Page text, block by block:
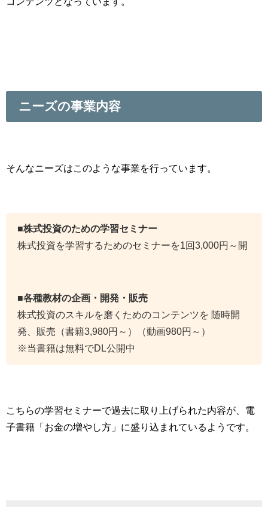
ニーズの事業内容
そんなニーズはこのような事業を行っています。
■株式投資のための学習セミナー
株式投資を学習するためのセミナーを1回3,000円～開
■各種教材の企画・開発・販売
株式投資のスキルを磨くためのコンテンツを 随時開
発、販売（書籍3,980円～）（動画980円～）
※当書籍は無料でDL公開中
こちらの学習セミナーで過去に取り上げられた内容が、電
子書籍「お金の増やし方」に盛り込まれているようです。